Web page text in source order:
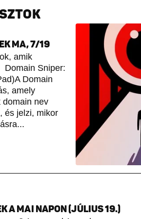
MA, 7/19
amik
Sniper:
Domain
amely
domain nev
és jelzi, mikor
A MAI NAPON (JÚLIUS 19.)